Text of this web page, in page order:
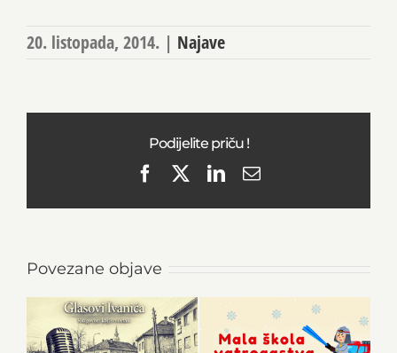
20. listopada, 2014. | Najave
Podijelite priču !
FacebookLinkedIn
Email
Povezane objave